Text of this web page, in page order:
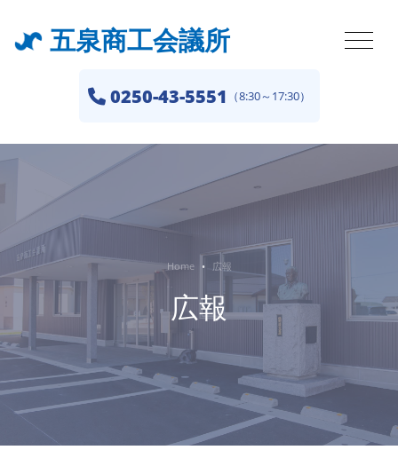
五泉商工会議所
0250-43-5551 （8:30～17:30）
Home 広報
広報